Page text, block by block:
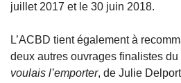
juillet 2017 et le 30 juin 2018.
L’ACBD tient également à
deux autres ouvrages finalistes du
voulais l’emporter, de Julie